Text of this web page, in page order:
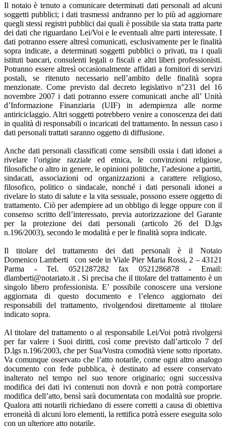
Il notaio è tenuto a comunicare determinati dati personali ad alcuni
soggetti pubblici; i dati trasmessi andranno per lo più ad aggiornare
quegli stessi registri pubblici dai quali è possibile sia stata tratta parte
dei dati che riguardano Lei/Voi e le eventuali altre parti interessate. I
dati potranno essere altresì comunicati, esclusivamente per le finalità
sopra indicate, a determinati soggetti pubblici o privati, tra i quali
istituti bancari, consulenti legali o fiscali e altri liberi professionisti.
Potranno essere altresì occasionalmente affidati a fornitori di servizi
postali, se ritenuto necessario nell’ambito delle finalità sopra
menzionate. Come previsto dal decreto legislativo n°231 del 16
novembre 2007 i dati potranno essere comunicati anche all’ Unità
d’Informazione Finanziaria (UIF) in adempienza alle norme
antiriciclaggio. Altri soggetti potrebbero venire a conoscenza dei dati
in qualità di responsabili o incaricati del trattamento. In nessun caso i
dati personali trattati saranno oggetto di diffusione.
Anche dati personali classificati come sensibili ossia i dati idonei a
rivelare l’origine razziale ed etnica, le convinzioni religiose,
filosofiche o altro in genere, le opinioni politiche, l’adesione a partiti,
sindacati, associazioni od organizzazioni a carattere religioso,
filosofico, politico o sindacale, nonché i dati personali idonei a
rivelare lo stato di salute e la vita sessuale, possono essere oggetto di
trattamento. Ciò per adempiere ad un obbligo di legge oppure con il
consenso scritto dell’interessato, previa autorizzazione del Garante
per la protezione dei dati personali (articolo 26 del D.lgs
n.196/2003), secondo le modalità e per le finalità sopra indicate.
Il titolare del trattamento dei dati personali è il Notaio
Domenico Lamberti con sede in Viale Pier Maria Rossi, 2 – 43121
Parma - Tel. 0521287282 fax 0521286878 - Email:
dlamberti@notariato.it . Si precisa che il titolare del trattamento è un
singolo libero professionista. E’ possibile conoscere una versione
aggiornata di questo documento e l’elenco aggiornato dei
responsabili del trattamento, rivolgendosi direttamente al titolare
indicato sopra.
Al titolare del trattamento o al responsabile Lei/Voi potrà rivolgersi
per far valere i Suoi diritti, così come previsto dall’articolo 7 del
D.lgs n.196/2003, che per Sua/Vostra comodità viene sotto riportato.
Va comunque osservato che l’atto notarile, come ogni altro analogo
documento con fede pubblica, è destinato ad essere conservato
inalterato nel tempo nel suo tenore originario; ogni successiva
modifica dei dati ivi contenuti non dovrà e non potrà comportare
modifica dell’atto, bensì sarà documentata con modalità sue proprie.
Qualora atti notarili richiedano di essere corretti a causa di obiettiva
erroneità di alcuni loro elementi, la rettifica potrà essere eseguita solo
con un ulteriore atto notarile.